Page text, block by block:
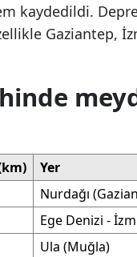
kaydedildi.
Gaziantep,
Yer
Nurdağı
Ege Denizi -
Ula (Muğla)